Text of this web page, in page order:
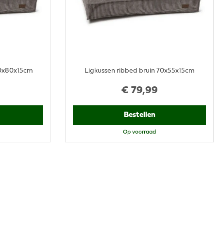
€ 79,99
Ligkussen ribbed bruin 70x55x15cm
Bestellen
Op voorraad